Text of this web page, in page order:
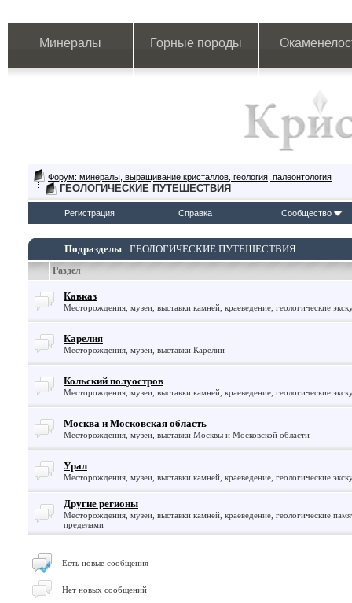
Минералы Горные породы
Форум: минералы, выращивание кристаллов, геология, палеонтология
ГЕОЛОГИЧЕСКИЕ ПУТЕШЕСТВИЯ
Регистрация Справка Сообщество
Подразделы : ГЕОЛОГИЧЕСКИЕ ПУТЕШЕСТВИЯ
Раздел
Кавказ
Месторождения, музеи, выставки камней, краеведение, геологические
Карелия
Месторождения, музеи, выставки Карелии
Кольский полуостров
Месторождения, музеи, выставки камней, краеведение, геологические
Москва и Московская область
Месторождения, музеи, выставки Москвы и Московской области
Урал
Месторождения, музеи, выставки камней, краеведение, геологические
Другие регионы
Месторождения, музеи, выставки камней, краеведение, геологические
пределами
Есть новые сообщения
Нет новых сообщений